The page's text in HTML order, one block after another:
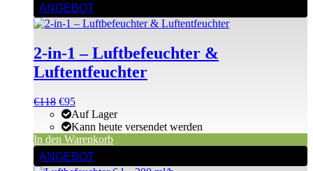
ANGEBOT
2-in-1 – Luftbefeuchter &
Luftentfeuchter
Ursprünglicher
Preis
war:
€118
€118Aktueller
Preis
ist:
€118.
€95
Auf Lager
Kann heute versendet werden
In den Warenkorb
ANGEBOT